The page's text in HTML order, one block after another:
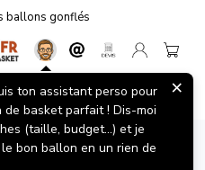
ballons gonflés
LNB TF500 Excel Taille 7
/ LNB TF500 Excel T7
ton assistant perso pour
basket parfait ! Dis-moi
(taille, budget...) et je
bon ballon en un rien de
×